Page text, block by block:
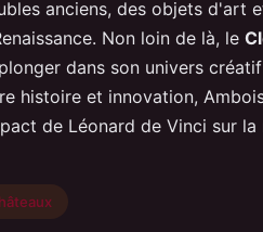
anciens, des objets d'art
Non loin de là, le
dans son univers
histoire et innovation,
de Léonard de Vinci sur